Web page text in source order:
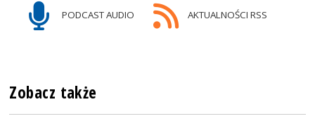
PODCAST AUDIO AKTUALNOŚCI RSS
Zobacz także